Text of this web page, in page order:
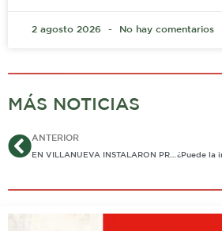
2 agosto 2026 No hay comentarios
MÁS NOTICIAS
AntANTERIOR